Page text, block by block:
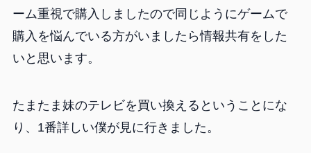
ーム重視で購入しましたので同じようにゲームで
購入を悩んでいる方がいましたら情報共有をした
いと思います。
たまたま妹のテレビを買い換えるということにな
り、1番詳しい僕が見に行きました。